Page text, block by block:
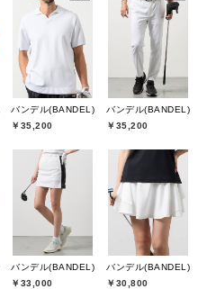
バンデル(BANDEL)
￥35,200
バンデル(BANDEL)
￥35,200
バンデル(BANDEL)
￥33,000
バンデル(BANDEL)
￥30,800